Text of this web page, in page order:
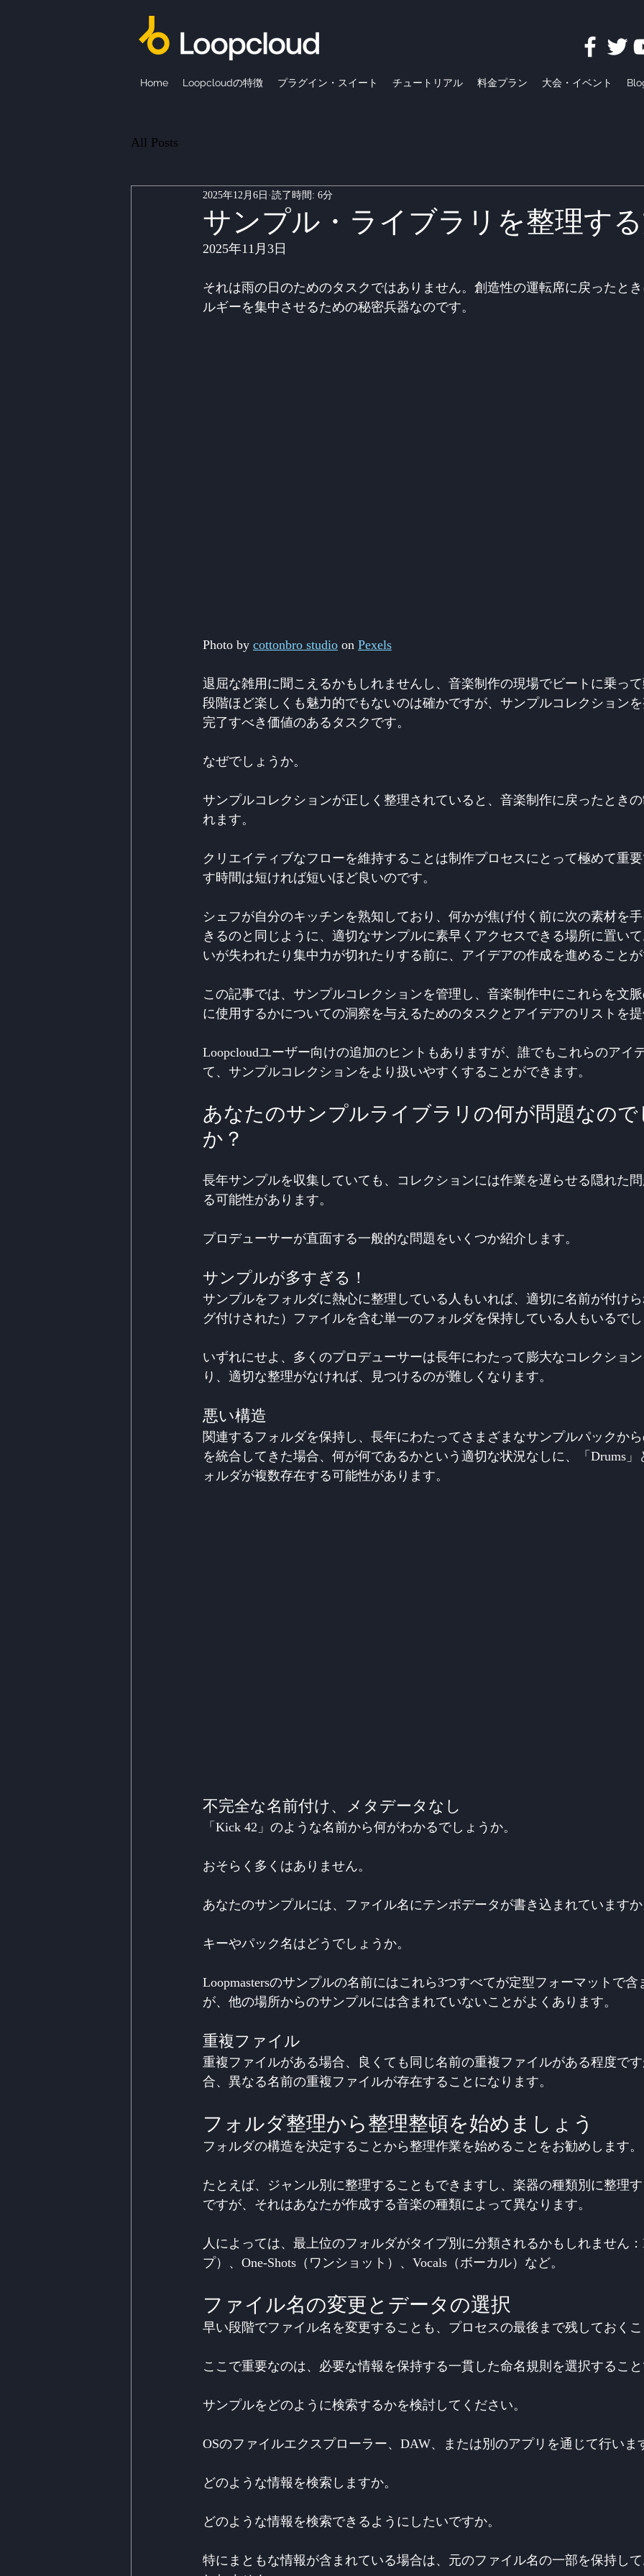
Home Loopcloudの特徴 プラグイン・スイート チュートリアル 料金プラン 大会・イベント
All Posts
サンプル・ライブラリを整理す
2025年12月6日 読了時間: 6分
2025年11月3日
それは雨の日のためのタスクではありません。創造性の運転席に戻ったと
ルギーを集中させるための秘密兵器なのです。
Photo by cottonbro studio on Pexels
退屈な雑用に聞こえるかもしれませんし、音楽制作の現場でビートに乗っ
段階ほど楽しくも魅力的でもないのは確かですが、サンプルコレクション
完了すべき価値のあるタスクです。
なぜでしょうか。
サンプルコレクションが正しく整理されていると、音楽制作に戻ったとき
れます。
クリエイティブなフローを維持することは制作プロセスにとって極めて重
す時間は短ければ短いほど良いのです。
シェフが自分のキッチンを熟知しており、何かが焦げ付く前に次の素材を
きるのと同じように、適切なサンプルに素早くアクセスできる場所に置い
いが失われたり集中力が切れたりする前に、アイデアの作成を進めること
この記事では、サンプルコレクションを管理し、音楽制作中にこれらを文
に使用するかについての洞察を与えるためのタスクとアイデアのリストを
Loopcloudユーザー向けの追加のヒントもありますが、誰でもこれらのアイ
て、サンプルコレクションをより扱いやすくすることができます。
あなたのサンプルライブラリの何が問題なの
か？
長年サンプルを収集していても、コレクションには作業を遅らせる隠れた
る可能性があります。
プロデューサーが直面する一般的な問題をいくつか紹介します。
サンプルが多すぎる！
サンプルをフォルダに熱心に整理している人もいれば、適切に名前が付け
グ付けされた）ファイルを含む単一のフォルダを保持している人もいるで
いずれにせよ、多くのプロデューサーは長年にわたって膨大なコレクショ
り、適切な整理がなければ、見つけるのが難しくなります。
悪い構造
関連するフォルダを保持し、長年にわたってさまざまなサンプルパックか
を統合してきた場合、何が何であるかという適切な状況なしに、「Drums
ォルダが複数存在する可能性があります。
不完全な名前付け、メタデータなし
「Kick 42」のような名前から何がわかるでしょうか。
おそらく多くはありません。
あなたのサンプルには、ファイル名にテンポデータが書き込まれています
キーやパック名はどうでしょうか。
Loopmastersのサンプルの名前にはこれら3つすべてが定型フォーマットで含
が、他の場所からのサンプルには含まれていないことがよくあります。
重複ファイル
重複ファイルがある場合、良くても同じ名前の重複ファイルがある程度で
合、異なる名前の重複ファイルが存在することになります。
フォルダ整理から整理整頓を始めましょう
フォルダの構造を決定することから整理作業を始めることをお勧めします。
たとえば、ジャンル別に整理することもできますし、楽器の種類別に整理
ですが、それはあなたが作成する音楽の種類によって異なります。
人によっては、最上位のフォルダがタイプ別に分類されるかもしれません
プ）、One-Shots（ワンショット）、Vocals（ボーカル）など。
ファイル名の変更とデータの選択
早い段階でファイル名を変更することも、プロセスの最後まで残しておく
ここで重要なのは、必要な情報を保持する一貫した命名規則を選択するこ
サンプルをどのように検索するかを検討してください。
OSのファイルエクスプローラー、DAW、または別のアプリを通じて行いま
どのような情報を検索しますか。
どのような情報を検索できるようにしたいですか。
特にまともな情報が含まれている場合は、元のファイル名の一部を保持し